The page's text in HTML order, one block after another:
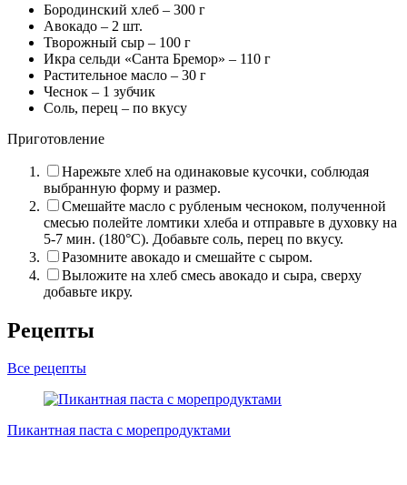
Бородинский хлеб – 300 г
Авокадо – 2 шт.
Творожный сыр – 100 г
Икра сельди «Санта Бремор» – 110 г
Растительное масло – 30 г
Чеснок – 1 зубчик
Соль, перец – по вкусу
Приготовление
Нарежьте хлеб на одинаковые кусочки, соблюдая
выбранную форму и размер.
Смешайте масло с рубленым чесноком, полученной
смесью полейте ломтики хлеба и отправьте в духовку на
5-7 мин. (180°C). Добавьте соль, перец по вкусу.
Разомните авокадо и смешайте с сыром.
Выложите на хлеб смесь авокадо и сыра, сверху
добавьте икру.
Рецепты
Все рецепты
Пикантная паста с морепродуктами